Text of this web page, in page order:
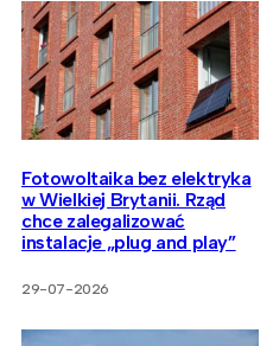
Fotowoltaika bez elektryka
w Wielkiej Brytanii. Rząd
chce zalegalizować
instalacje „plug and play”
29-07-2026